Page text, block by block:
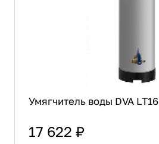
Умягчитель воды DVA LT16
17 622 ₽